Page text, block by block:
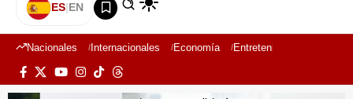
ES|EN
Nacionales Internacionales Economía Entretenimiento